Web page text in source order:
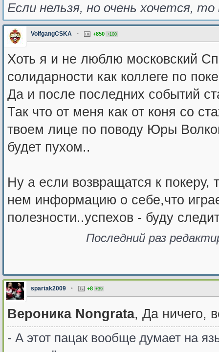
Если нельзя, но очень хочется, то
VolfgangCSKA • +850 +100
Хоть я и не люблю московский
солидарности как коллеге по
Да и после последних событий
Так что от меня как от коня со
твоем лице по поводу Юры
будет пухом..
Ну а если возвращатся к покеру,
нем информацию о себе,что
полезности..успехов - буду
Последний раз
spartak2009 • +8 +39
Вероника Nongrata, Да ничего,
- А этот пацак вообще думает на